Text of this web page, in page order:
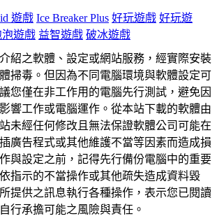
遊戲 Ice Breaker Plus 好玩遊戲 好玩遊
遊戲 益智遊戲 破冰遊戲
紹之軟體、設定或網站服務，經實際安裝
掃毒。但因為不同電腦環境與軟體設定可
您僅在非工作用的電腦先行測試，避免因
響工作或電腦運作。從本站下載的軟體由
未經任何修改且無法保證軟體公司可能在
廣告程式或其他維護不當等因素而造成損
與設定之前，記得先行備份電腦中的重要
指示的不當操作或其他疏失造成資料毀
提供之訊息執行各種操作，表示您已閱讀
行承擔可能之風險與責任。